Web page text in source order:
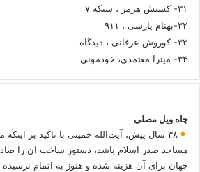
۳۱- کشیش هرمز ، شبکه ۷
۳۲-بهنام پارسی ، ۹۱۱
۳۳- کوروش عرفانی ، دیدگاه
۳۴- میترا معتمدی، خودمونی
چاه ویل مصلی
۳۸ سال پیش، آیت‌الله خمینی با تاکید بر
مساجد صدر اسلام باشد، دستور ساخت آن را
جهان برای آن هزینه شده و هنوز به اتمام